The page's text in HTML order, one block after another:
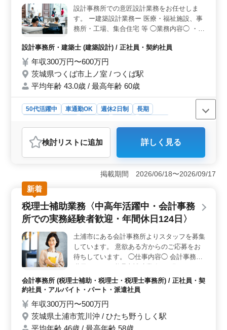
ベテランスタッフが丁寧に指導してくれるため、どの業
務も安心してスタートできます。医療業界での安定した
働き方を希望する方におすすめです。
設計事務所での意匠設計業務をお任せしま
す。 ー建築設計業務ー 医療・福祉施設、事
務所・工場、集合住宅 等 ◯業務内容◯ ・施
基本設計、実施設計、積算 ・確認申請、各
種書類作成、施工会社選定、設計監理 等 ・
CAD操作あり ◯備考◯ 作業着、資格手当支
給！ 交通費支給！ ◯歓迎◯ ・40代以上建築
設計業務経験者（条件面優遇いたします）
・1級建築士有資格者 お気軽にお問い合わせ
下さい、皆様のご応募お待ちしております！
設計事務所・建築士 (建築設計) / 正社員・契約社員
年収300万円〜600万円
茨城県つくば市上ノ室 / つくば駅
平均年齢 43.0歳 / 最高年齢 60歳
50代活躍中 車通勤OK 週休2日制
長期
おすすめポイント
＜ベテラン建築設計者の活躍環境＞ 茨城県つくば市上
ノ室にある設計事務所では、建築設計業務の経験豊富な
方を募集しています。ベテランの経験者が活躍する環境
で、残業が少なく完全週休2日制という働きやすい環境が
整っています。 ＜幅広い建築設計業務に携わるチャ
ンス＞ 医療・福祉施設、事務所・工場、集合住宅な
ど、さまざまな建築プロジェクトに関わることができま
設計、実施設計、積算、確認申請など、一連の業務を担
当します。また、CADを使用した設計業務も行いま
す。 ＜優遇条件や福利厚生＞ 40代以上の経験者や1
級建築士資格をお持ちの方は、条件面で優遇されます。
さらに、車通勤が可能であり、交通費も支給されます。
作業着や資格手当も支給されるなど、働きやすい環境が
整っています。
検討リスト に追加 詳しく見る
掲載期間 2026/06/18〜2026/09/17
新着
税理士補助業務〈中高年活躍中・会計事務
所での実務経験者歓迎・年間休日124日〉
土浦市にある会計事務所よりスタッフを募集
しています。 意欲ある方からのご応募をお
待ちしています。 ◯仕事内容◯ 会計事務所
す。 ・顧客の経理まわりチェック ・決算及
び申告業務 ・会計帳簿作成 ・給与計算、社
インターネット・メールの使用経験ある方
＊マイカー通勤OK(無料駐車場あり) ＊年間
休日124日 ☆年齢は問いません！50代以上の
会計事務所 (税理士補助・税理士・税理士事務所) / 正社員・契
約社員・アルバイト・パート・派遣社員
年収300万円〜500万円
茨城県土浦市荒川沖 / ひたち野うしく駅
平均年齢 46歳 / 最高年齢 58歳